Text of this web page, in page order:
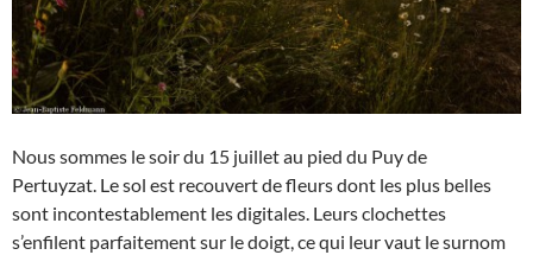
Nous sommes le soir du 15 juillet au pied du Puy de
Pertuyzat. Le sol est recouvert de fleurs dont les plus belles
sont incontestablement les digitales. Leurs clochettes
s’enfilent parfaitement sur le doigt, ce qui leur vaut le surnom